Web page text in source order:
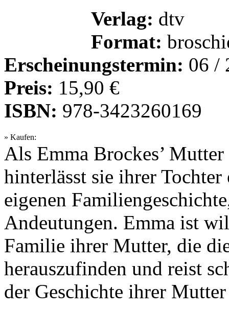
Verlag: dtv
Format:
Erscheinungstermin: 06 /
Preis: 15,90 €
ISBN: 978-3423260169
» Kaufen:
Als Emma Brockes’
hinterlässt sie ihrer
eigenen
Andeutungen. Emma ist
Familie ihrer Mutter, die
herauszufinden und reist
der Geschichte ihrer